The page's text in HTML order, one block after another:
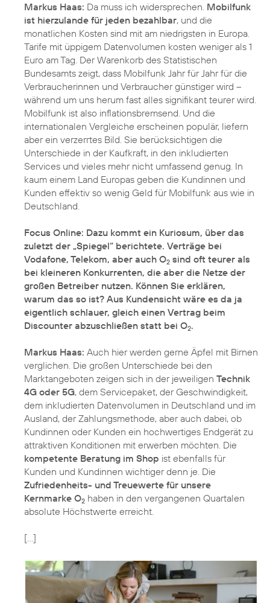
Markus Haas: Da muss ich widersprechen. Mobilfunk
ist hierzulande für jeden bezahlbar, und die
monatlichen Kosten sind mit am niedrigsten in Europa.
Tarife mit üppigem Datenvolumen kosten weniger als 1
Euro am Tag. Der Warenkorb des Statistischen
Bundesamts zeigt, dass Mobilfunk Jahr für Jahr für die
Verbraucherinnen und Verbraucher günstiger wird –
während um uns herum fast alles signifikant teurer wird.
Mobilfunk ist also inflationsbremsend. Und die
internationalen Vergleiche erscheinen populär, liefern
aber ein verzerrtes Bild. Sie berücksichtigen die
Unterschiede in der Kaufkraft, in den inkludierten
Services und vieles mehr nicht umfassend genug. In
kaum einem Land Europas geben die Kundinnen und
Kunden effektiv so wenig Geld für Mobilfunk aus wie in
Deutschland.
Focus Online: Dazu kommt ein Kuriosum, über das
zuletzt der „Spiegel“ berichtete. Verträge bei
Vodafone, Telekom, aber auch O2 sind oft teurer als
bei kleineren Konkurrenten, die aber die Netze der
großen Betreiber nutzen. Können Sie erklären,
warum das so ist? Aus Kundensicht wäre es da ja
eigentlich schlauer, gleich einen Vertrag beim
Discounter abzuschließen statt bei O2.
Markus Haas: Auch hier werden gerne Äpfel mit Birnen
verglichen. Die großen Unterschiede bei den
Marktangeboten zeigen sich in der jeweiligen Technik
4G oder 5G, dem Servicepaket, der Geschwindigkeit,
dem inkludierten Datenvolumen in Deutschland und im
Ausland, der Zahlungsmethode, aber auch dabei, ob
Kundinnen oder Kunden ein hochwertiges Endgerät zu
attraktiven Konditionen mit erwerben möchten. Die
kompetente Beratung im Shop ist ebenfalls für
Kunden und Kundinnen wichtiger denn je. Die
Zufriedenheits- und Treuewerte für unsere
Kernmarke O2 haben in den vergangenen Quartalen
absolute Höchstwerte erreicht.
[…]